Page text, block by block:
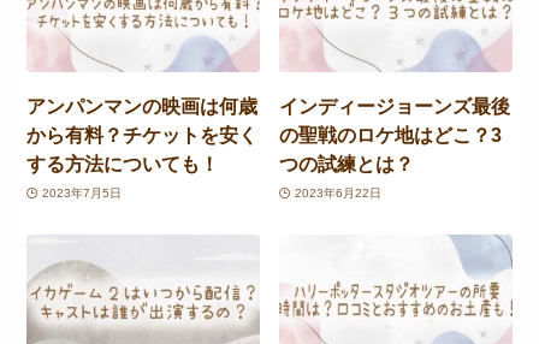
アンパンマンの映画は何歳
から有料？チケットを安く
する方法についても！
2023年7月5日
インディージョーンズ最後
の聖戦のロケ地はどこ？3
つの試練とは？
2023年6月22日